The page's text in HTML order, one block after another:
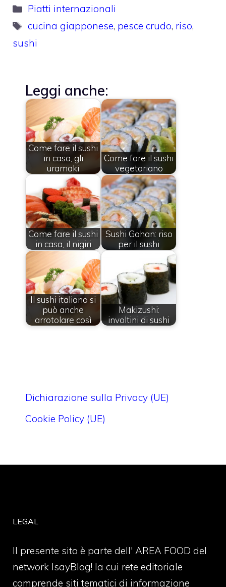
Categorie
Piatti internazionali
Tag
cucina giapponese, pesce crudo, riso,
sushi
Leggi anche:
Come fare il sushi
in casa, gli
uramaki
Come fare il sushi
vegetariano
Come fare il sushi
in casa, il nigiri
Sushi Gohan: riso
per il sushi
Il sushi italiano si
può anche
arrotolare così
Makizushi:
involtini di sushi
Dichiarazione sulla Privacy (UE)
Cookie Policy (UE)
LEGAL
Il presente sito è parte dell' AREA FOOD del
network IsayBlog! la cui rete editoriale
comprende siti tematici di informazione